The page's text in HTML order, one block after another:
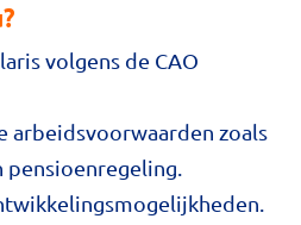
volgens de CAO
arbeidsvoorwaarden zoals
pensioenregeling.